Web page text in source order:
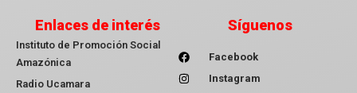
Enlaces de interés
Instituto de Promoción Social
Amazónica
Radio Ucamara
Síguenos
Facebook
Instagram